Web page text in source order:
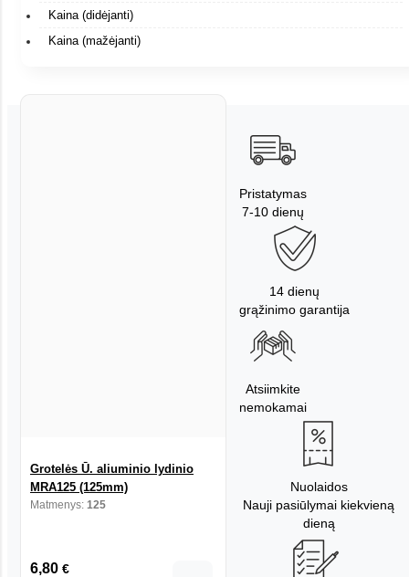
Kaina (didėjanti)
Kaina (mažėjanti)
Grotelės Ū. aliuminio lydinio
MRA125 (125mm)
Matmenys: 125
6,80 €
Pristatymas
7-10 dienų
14 dienų
grąžinimo garantija
Atsiimkite
nemokamai
Nuolaidos
Nauji pasiūlymai kiekvieną
dieną